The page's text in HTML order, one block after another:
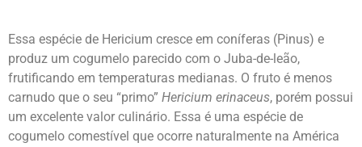
Essa espécie de Hericium cresce em coníferas (Pinus) e
produz um cogumelo parecido com o Juba-de-leão,
frutificando em temperaturas medianas. O fruto é menos
carnudo que o seu “primo” Hericium erinaceus, porém possui
um excelente valor culinário. Essa é uma espécie de
cogumelo comestível que ocorre naturalmente na América